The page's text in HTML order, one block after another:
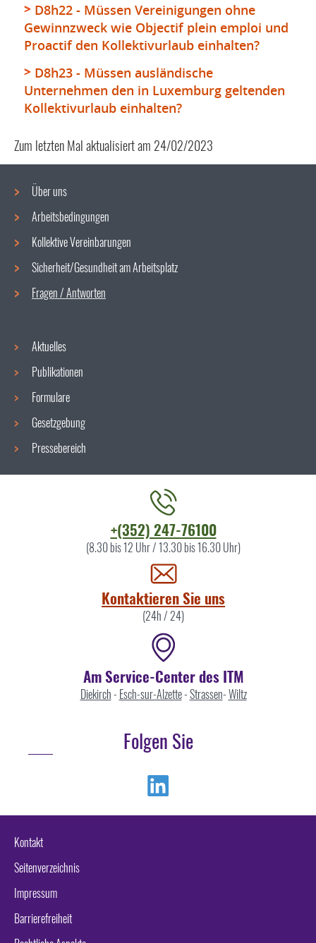
D8h22 - Müssen Vereinigungen ohne
Gewinnzweck wie Objectif plein emploi und
Proactif den Kollektivurlaub einhalten?
D8h23 - Müssen ausländische
Unternehmen den in Luxemburg geltenden
Kollektivurlaub einhalten?
Zum letzten Mal aktualisiert am 24/02/2023
Navigationsmenü
Über uns
Arbeitsbedingungen
Kollektive Vereinbarungen
Sicherheit/Gesundheit am Arbeitsplatz
Fragen / Antworten
Aktuelles
Publikationen
Formulare
Gesetzgebung
Pressebereich
+(352) 247-76100
(8.30 bis 12 Uhr / 13.30 bis 16.30 Uhr)
Kontaktieren Sie uns
(24h / 24)
Am Service-Center des ITM
Diekirch- Esch-sur-Alzette-Strassen-Wiltz
Folgen Sie
Kontakt
Seitenverzeichnis
Impressum
Barrierefreiheit